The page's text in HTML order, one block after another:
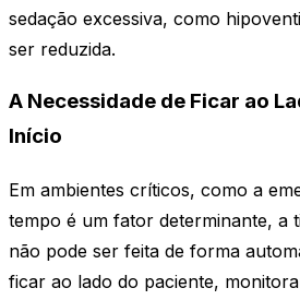
sedação excessiva, como
ser reduzida.
A Necessidade de Ficar ao
Início
Em ambientes críticos, como a
tempo é um fator determinante, a
não pode ser feita de forma
ficar ao lado do paciente,